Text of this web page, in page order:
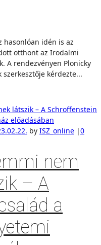
hasonlóan idén is az
otthont az Irodalmi
A rendezvényen Plonicky
kérdezte...
by ISZ_online |0
nem
– A
a